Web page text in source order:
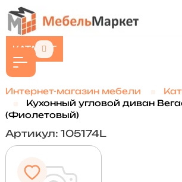
КАТАЛОГ
Интернет-магазин мебели
Кухонный угловой диван
(Фиолетовый)
Артикул: 105174L